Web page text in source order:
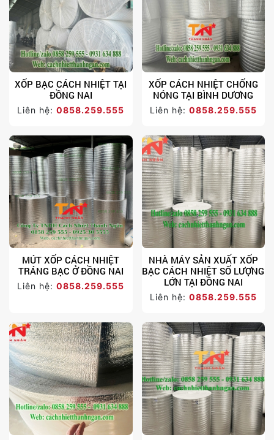
XỐP BẠC CÁCH NHIỆT TẠI
ĐỒNG NAI
Liên hệ:0858.259.555
XỐP CÁCH NHIỆT CHỐNG
NÓNG TẠI BÌNH DƯƠNG
Liên hệ: 0858.259.555
MÚT XỐP CÁCH NHIỆT
TRÁNG BẠC Ở ĐỒNG NAI
Liên hệ:0858.259.555
NHÀ MÁY SẢN XUẤT XỐP
BẠC CÁCH NHIỆT SỐ LƯỢNG
LỚN TẠI ĐỒNG NAI
Liên hệ: 0858.259.555